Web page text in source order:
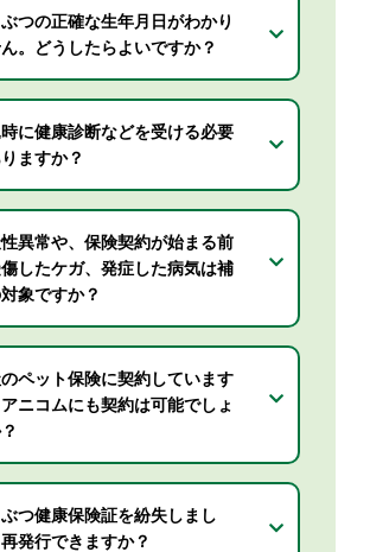
つの正確な生年月日がわかり
ん。どうしたらよいですか？
に健康診断などを受ける必要
ますか？
異常や、保険契約が始まる前
したケガ、発症した病気は補
象ですか？
ペット保険に契約しています
ニコムにも契約は可能でしょ
つ健康保険証を紛失しまし
発行できますか？